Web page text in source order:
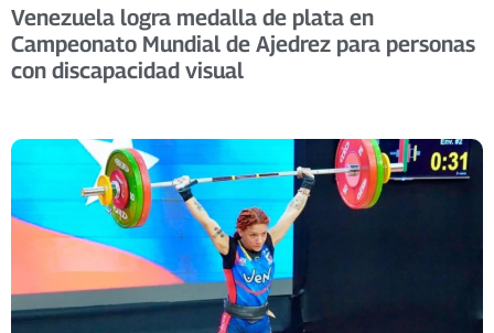
Venezuela logra medalla de plata en
Campeonato Mundial de Ajedrez para personas
con discapacidad visual